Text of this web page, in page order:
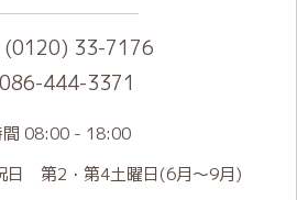
(0120) 33-7176
086-444-3371
間 08:00 - 18:00
第2・第4土曜日(6月～9月)